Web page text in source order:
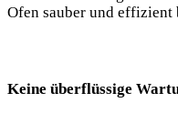
Ofen sauber und effizient
Keine überflüssige